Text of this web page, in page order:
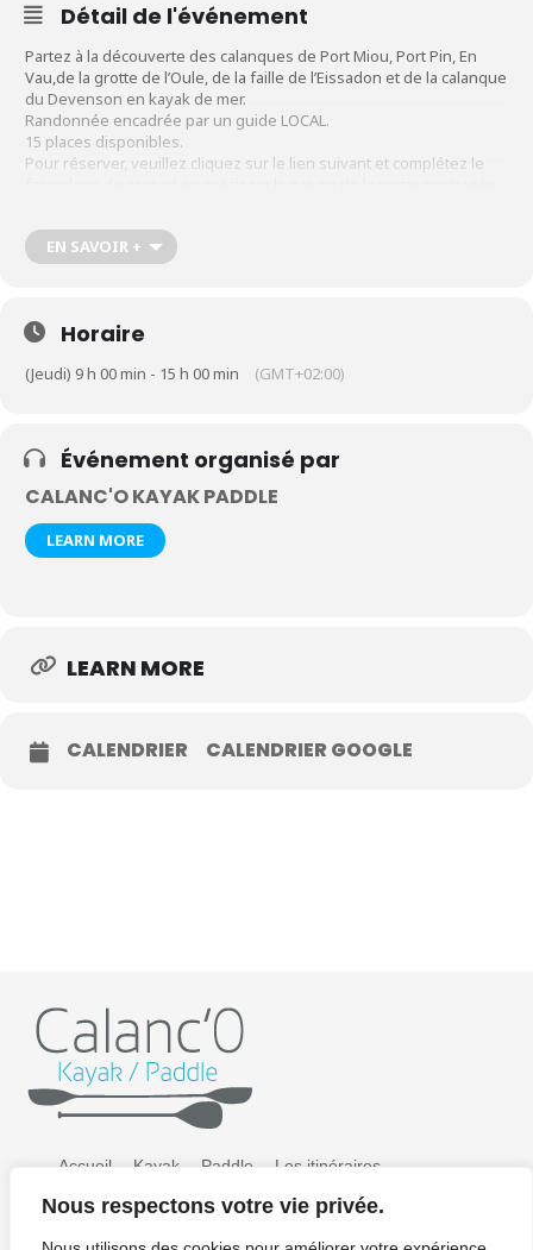
Nous respectons votre vie privée.
Détail de l'événement
Partez à la découverte des calanques de Port Miou, Port Pin, En
Vau,de la grotte de l’Oule, de la faille de l’Eissadon et de la calanque
du Devenson en kayak de mer.
Randonnée encadrée par un guide LOCAL.
15 places disponibles.
Pour réserver, veuillez cliquez sur le lien suivant et complétez le
paddle.com/contact-kayak-paddle-cassis-calanques
EN SAVOIR +
Horaire
(Jeudi) 9 h 00 min - 15 h 00 min (GMT+02:00)
Événement organisé par
CALANC'O KAYAK PADDLE
LEARN MORE
LEARN MORE
CALENDRIER CALENDRIER GOOGLE
Accueil Kayak Paddle Les itinéraires
Préparer sa sortie Tarifs Galerie photos